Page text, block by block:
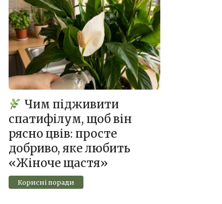
Чим підживити
спатифілум, щоб він
рясно цвів: просте
добриво, яке любить
«Жіноче щастя»
Корисні поради